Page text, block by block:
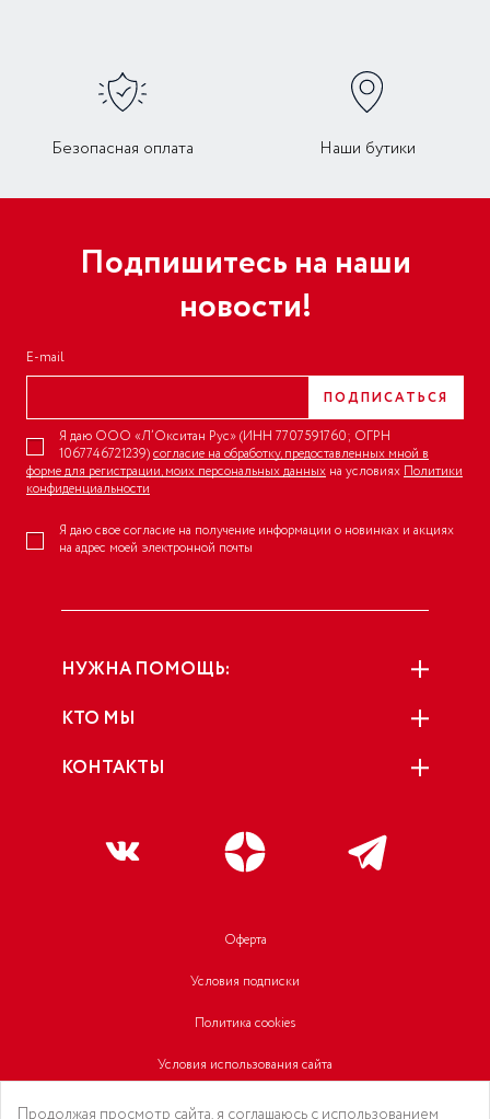
Безопасная оплата Наши бутики
Подпишитесь на наши
новости!
E-mail
ПОДПИСАТЬСЯ
Я даю ООО «Л’Окситан Рус» (ИНН 7707591760; ОГРН
1067746721239)согласие на обработку, предоставленных мной в
форме для регистрации, моих персональных данных на условиях Политики
конфиденциальности
Я даю свое согласие на получение информации о новинках и акциях
на адрес моей электронной почты
НУЖНА ПОМОЩЬ:
КТО МЫ
КОНТАКТЫ
Оферта
Условия подписки
Политика cookies
Условия использования сайта
Политика конфиденциальности
Продолжая просмотр сайта, я соглашаюсь с использованием